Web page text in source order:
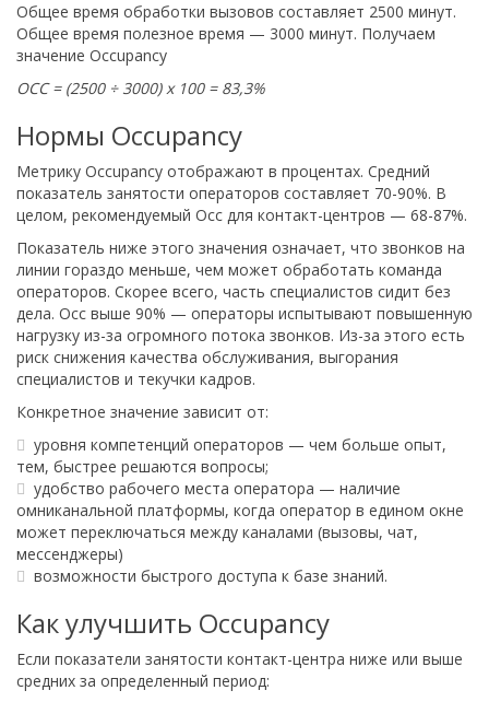
Общее время обработки вызовов составляет 2500 минут.
Общее время полезное время — 3000 минут. Получаем
значение Occupancy
OCC = (2500 ÷ 3000) x 100 = 83,3%
Нормы Occupancy
Метрику Occupancy отображают в процентах. Средний
показатель занятости операторов составляет 70-90%. В
целом, рекомендуемый Occ для контакт-центров — 68-87%.
Показатель ниже этого значения означает, что звонков на
линии гораздо меньше, чем может обработать команда
операторов. Скорее всего, часть специалистов сидит без
дела. Occ выше 90% — операторы испытывают повышенную
нагрузку из-за огромного потока звонков. Из-за этого есть
риск снижения качества обслуживания, выгорания
специалистов и текучки кадров.
Конкретное значение зависит от:
уровня компетенций операторов — чем больше опыт,
тем, быстрее решаются вопросы;
удобство рабочего места оператора — наличие
омниканальной платформы, когда оператор в едином окне
может переключаться между каналами (вызовы, чат,
мессенджеры)
возможности быстрого доступа к базе знаний.
Как улучшить Occupancy
Если показатели занятости контакт-центра ниже или выше
средних за определенный период: